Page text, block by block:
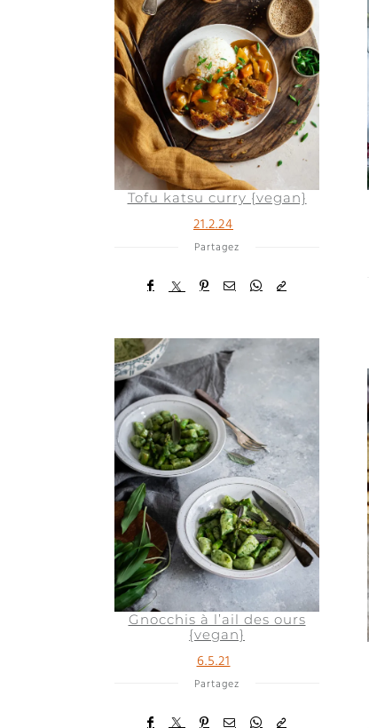
Tofu katsu curry {vegan}
21.2.24
Partagez
Gnocchis à l’ail des ours
{vegan}
6.5.21
Partagez